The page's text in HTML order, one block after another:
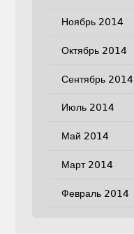
Ноябрь 2014
Октябрь 2014
Сентябрь 2014
Июль 2014
Май 2014
Март 2014
Февраль 2014